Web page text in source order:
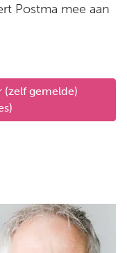
Postma mee aan
(zelf gemelde)